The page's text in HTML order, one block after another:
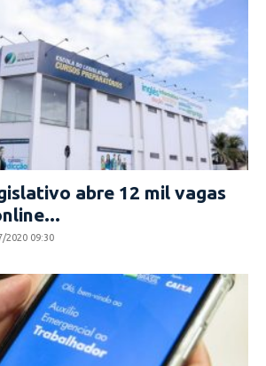
abre 12 mil vagas
2020 09:30